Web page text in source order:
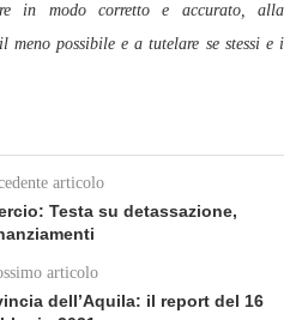
in modo corretto e accurato, alla
meno possibile e a tutelare se stessi e i
articolo
Testa su detassazione,
articolo
dell’Aquila: il report del 16